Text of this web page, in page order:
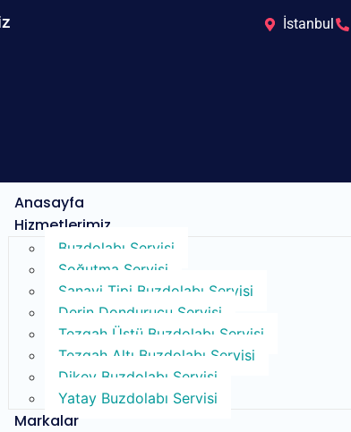
İstanbul
Anasayfa
Hizmetlerimiz
Buzdolabı Servisi​
Soğutma Servisi​
Sanayi Tipi Buzdolabı Servisi
Derin Dondurucu Servisi
Tezgah Üstü Buzdolabı Servisi
Tezgah Altı Buzdolabı Servisi
Dikey Buzdolabı Servisi
Yatay Buzdolabı Servisi
Markalar